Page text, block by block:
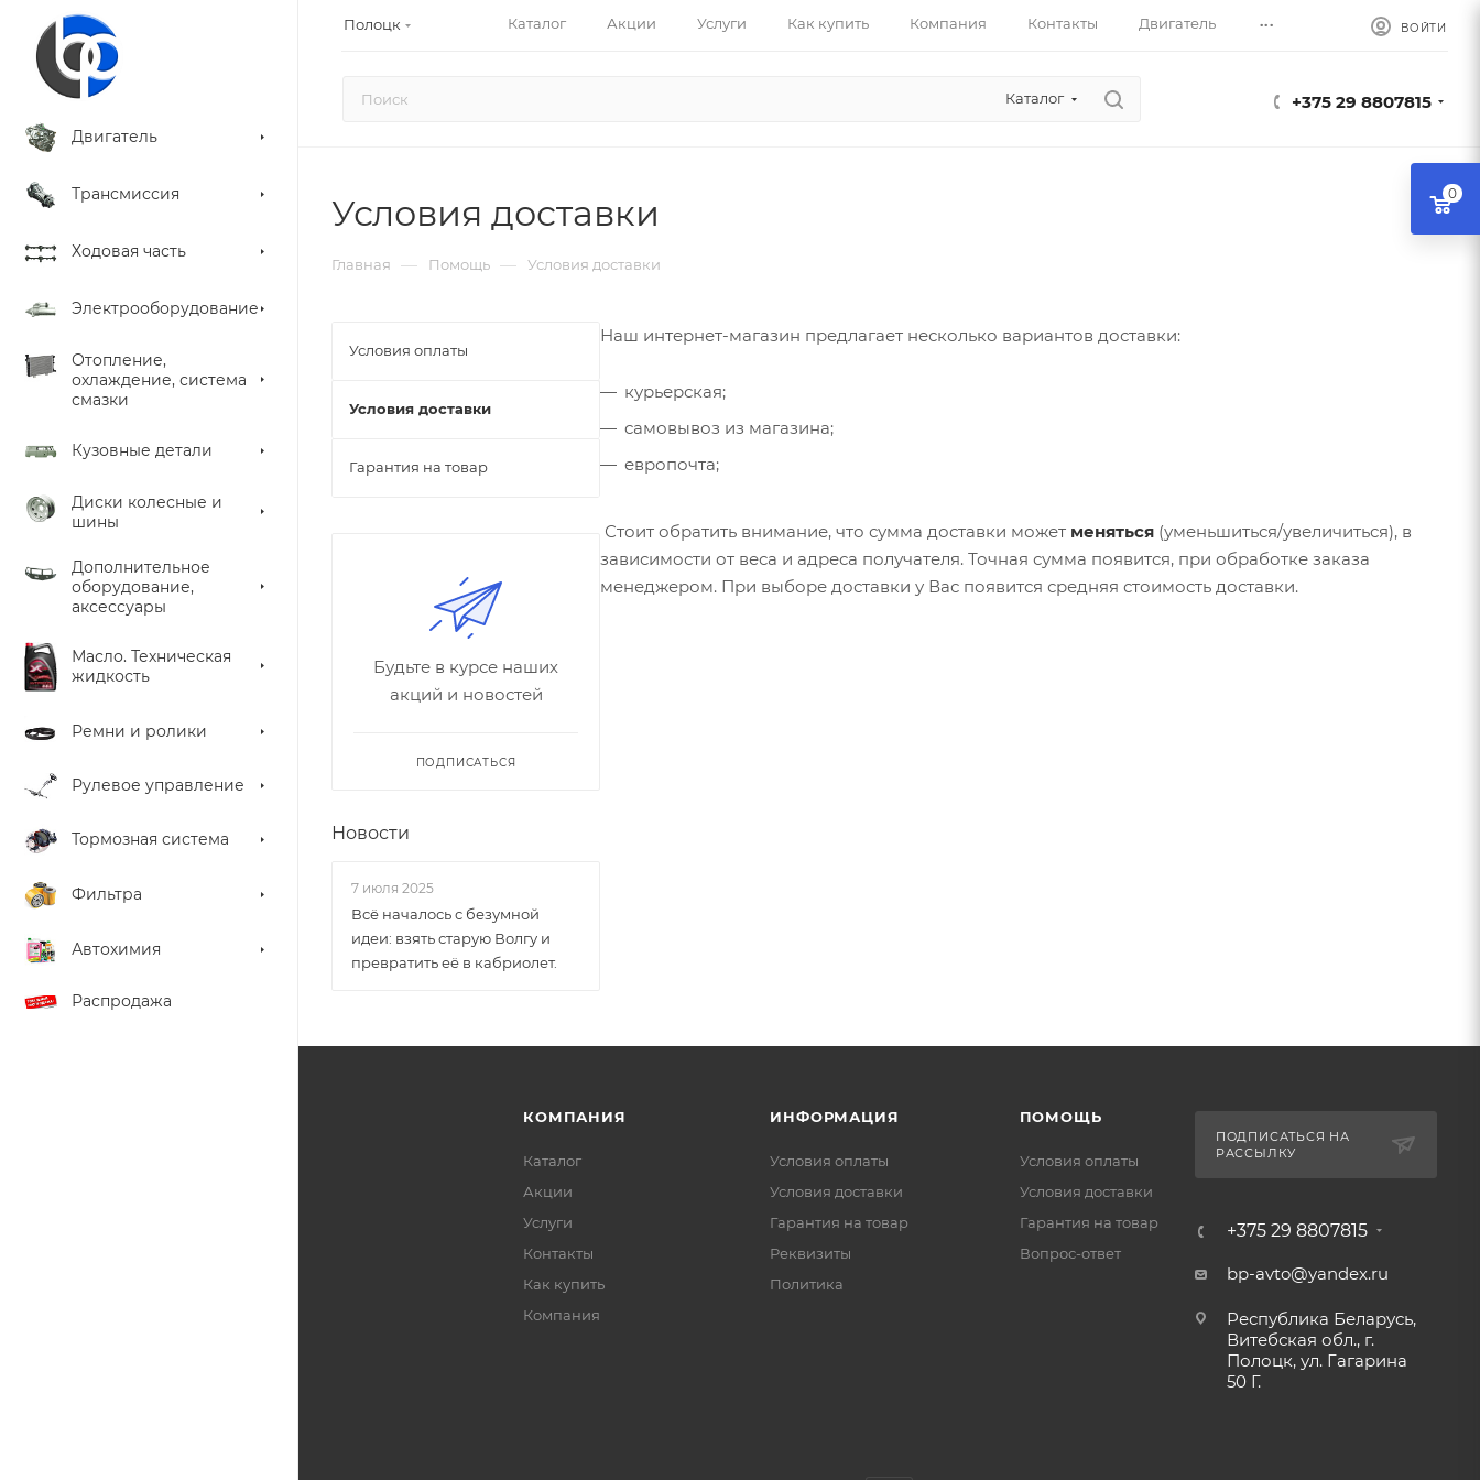
Полоцк Каталог Акции Услуги Как купить Компания Контакты Двигатель ... ВОЙТИ
Каталог +375 29 8807815
Двигатель
Трансмиссия
Ходовая часть
Электрооборудование
Отопление,
охлаждение, система
смазки
Кузовные детали
Диски колесные и
шины
Дополнительное
оборудование,
аксессуары
Масло. Техническая
жидкость
Ремни и ролики
Рулевое управление
Тормозная система
Фильтра
Автохимия
Распродажа
Условия доставки
Главная — Помощь — Условия доставки
Наш интернет-магазин предлагает несколько вариантов доставки:
курьерская;
самовывоз из магазина;
европочта;
Стоит обратить внимание, что сумма доставки может меняться (уменьшиться/увеличиться), в
зависимости от веса и адреса получателя. Точная сумма появится, при обработке заказа
менеджером. При выборе доставки у Вас появится средняя стоимость доставки.
Условия оплаты
Условия доставки
Гарантия на товар
Будьте в курсе наших
акций и новостей
ПОДПИСАТЬСЯ
Новости
7 июля 2025
Всё началось с безумной
идеи: взять старую Волгу и
превратить её в кабриолет.
КОМПАНИЯ
Каталог
Акции
Услуги
Контакты
Как купить
Компания
ИНФОРМАЦИЯ
Условия оплаты
Условия доставки
Гарантия на товар
Реквизиты
Политика
ПОМОЩЬ
Условия оплаты
Условия доставки
Гарантия на товар
Вопрос-ответ
ПОДПИСАТЬСЯ НА
РАССЫЛКУ
+375 29 8807815
bp-avto@yandex.ru
Республика Беларусь,
Витебская обл., г.
Полоцк, ул. Гагарина
50 Г.
0